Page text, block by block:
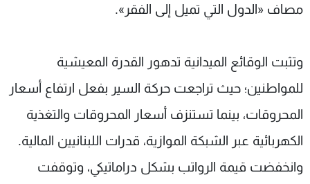
مصاف «الدول التي تميل إلى الفقر».
وتثبت الوقائع الميدانية تدهور القدرة المعيشية
للمواطنين؛ حيث تراجعت حركة السير بفعل ارتفاع أسعار
المحروقات، بينما تستنزف أسعار المحروقات والتغذية
الكهربائية عبر الشبكة الموازية، قدرات اللبنانيين المالية.
وانخفضت قيمة الرواتب بشكل دراماتيكي، وتوقفت